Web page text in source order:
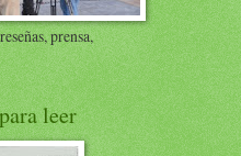
prensa,
leer